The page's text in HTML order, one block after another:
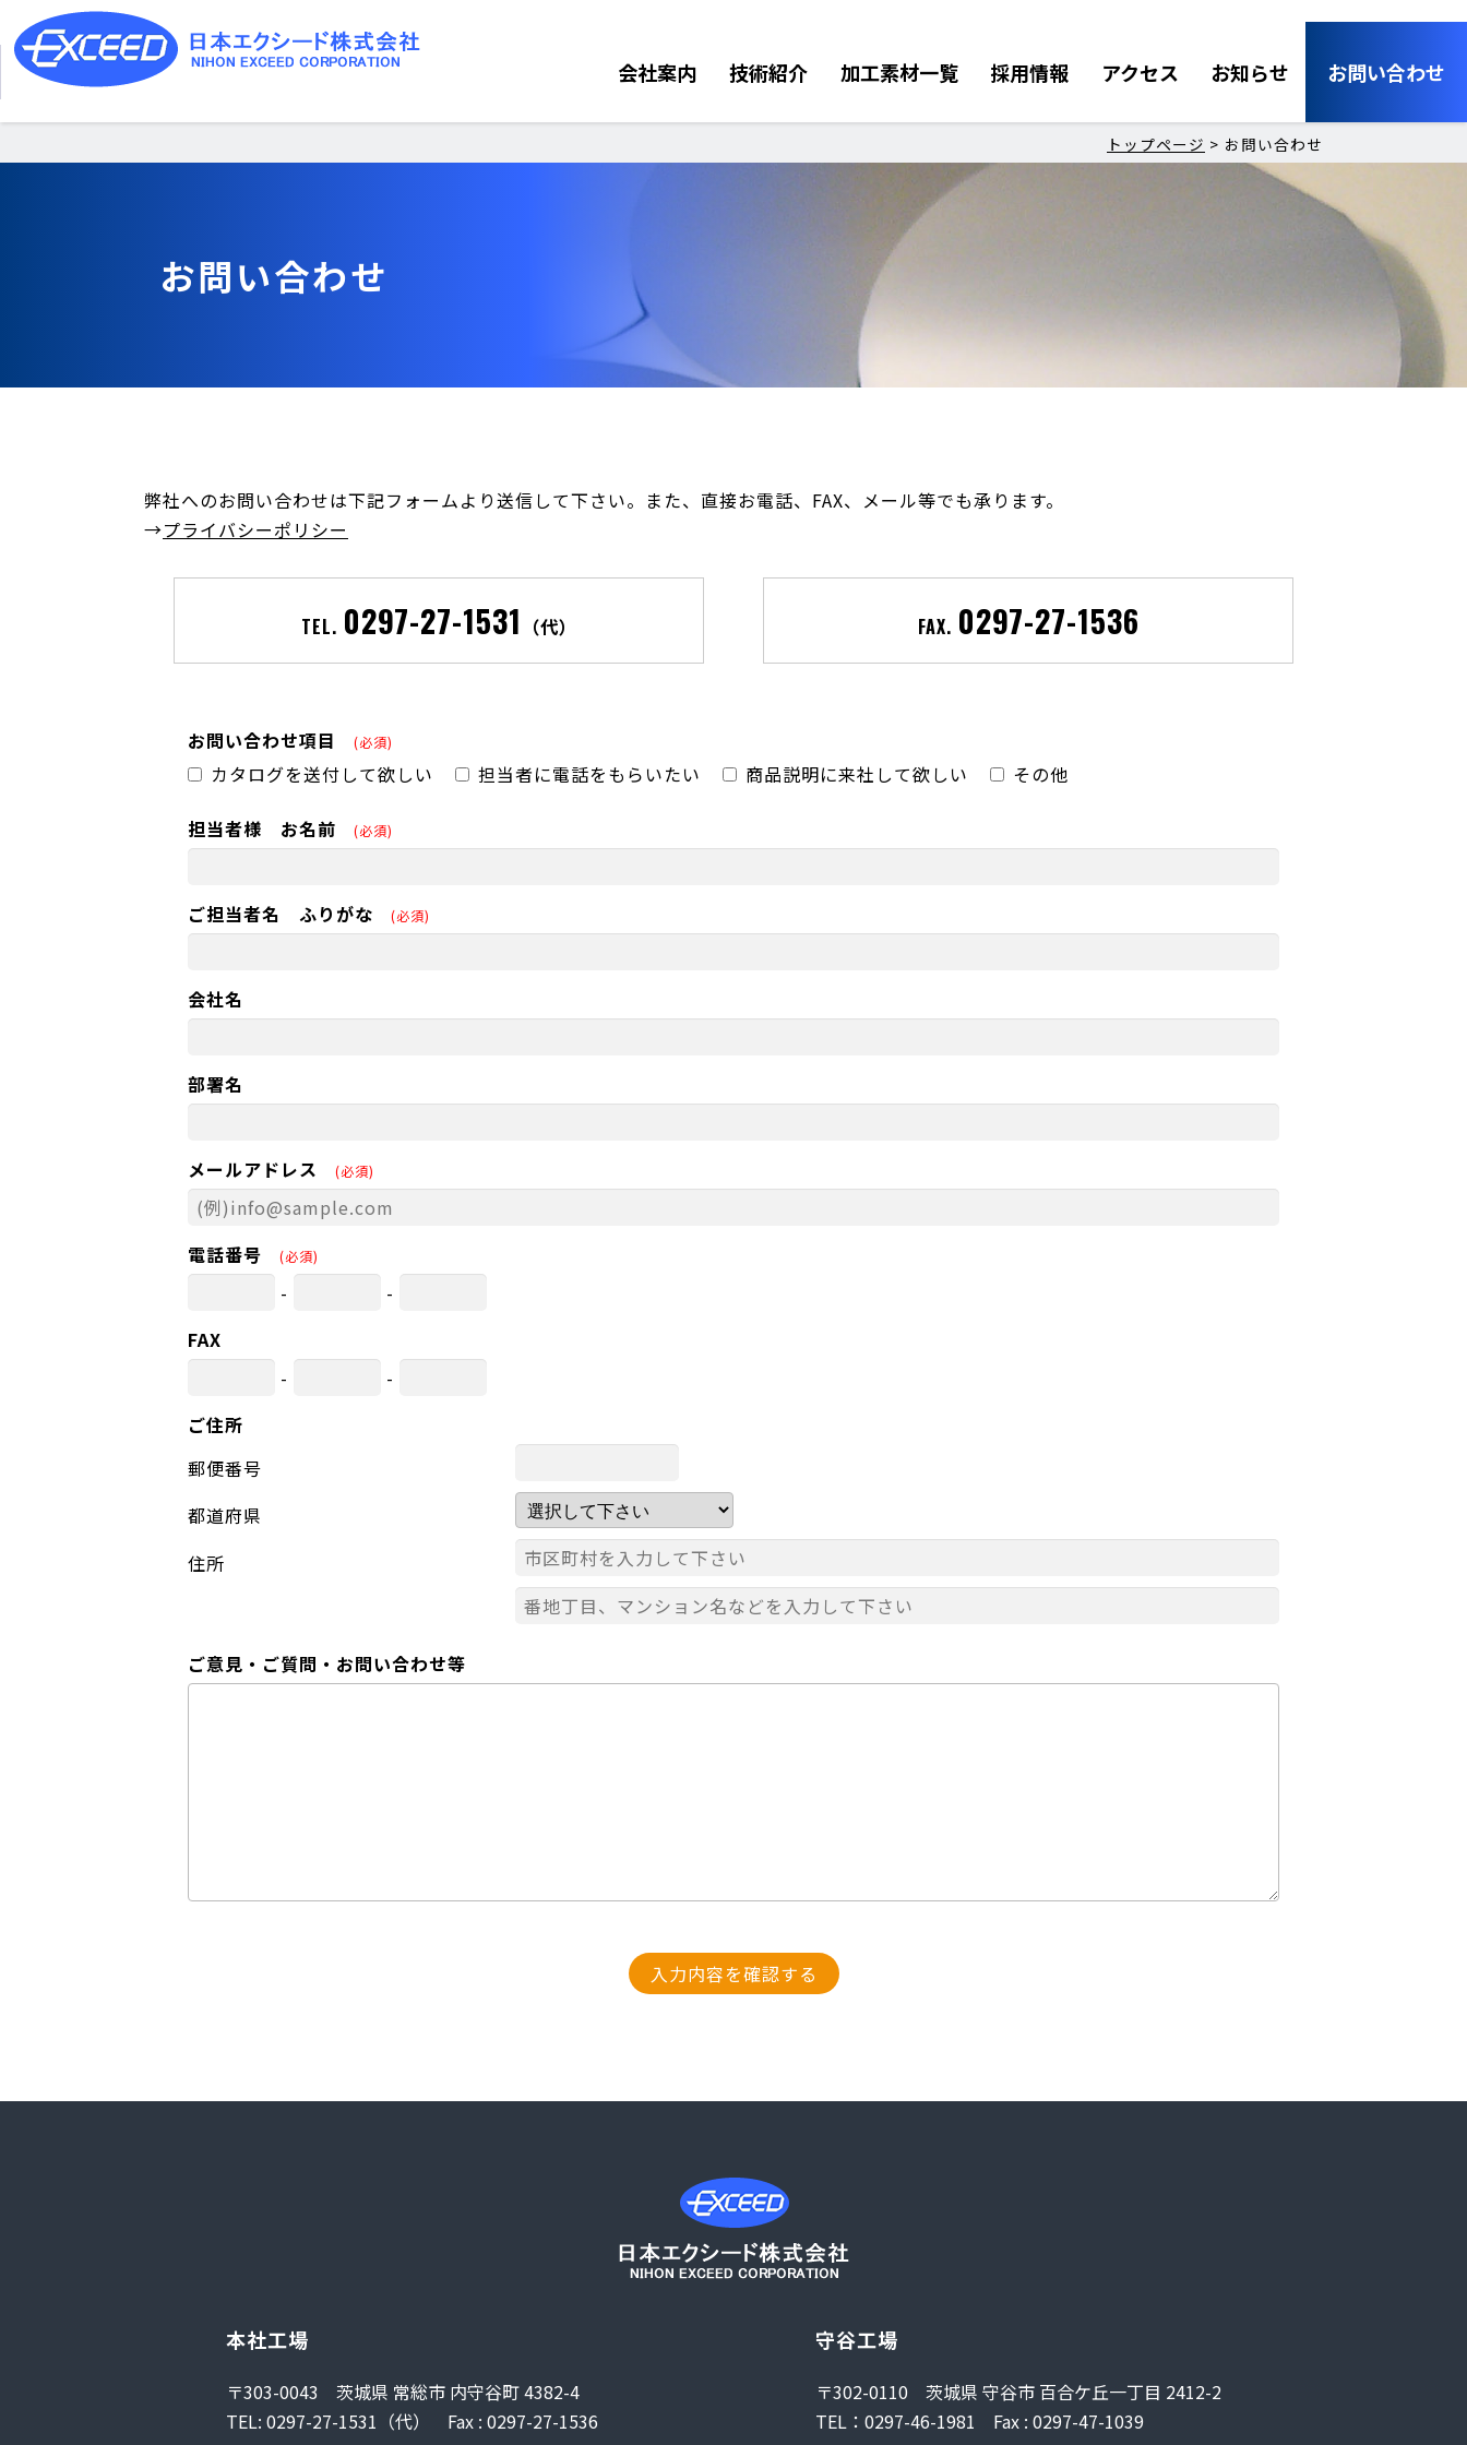
会社案内 技術紹介 加工素材一覧 採用情報 アクセス お知らせ お問い合わせ
トップページ > お問い合わせ
お問い合わせ
弊社へのお問い合わせは下記フォームより送信して下さい。また、直接お電話、FAX、メール等でも承ります。
→プライバシーポリシー
TEL. 0297-27-1531 （代） FAX. 0297-27-1536
お問い合わせ項目 (必須)
カタログを送付して欲しい 担当者に電話をもらいたい 商品説明に来社して欲しい その他
担当者様 お名前 (必須)
ご担当者名 ふりがな (必須)
会社名
部署名
メールアドレス (必須)
電話番号 (必須)
-
-
FAX
-
-
ご住所
郵便番号
都道府県
住所
ご意見・ご質問・お問い合わせ等
本社工場
〒303-0043 茨城県 常総市 内守谷町 4382-4
TEL: 0297-27-1531（代） Fax : 0297-27-1536
守谷工場
〒302-0110 茨城県 守谷市 百合ケ丘一丁目 2412-2
TEL：0297-46-1981 Fax : 0297-47-1039